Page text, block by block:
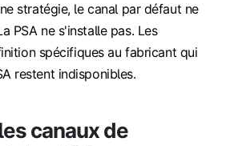
stratégie, le canal par défaut ne
PSA ne s'installe pas. Les
spécifiques au fabricant qui
restent indisponibles.
canaux de